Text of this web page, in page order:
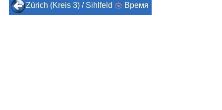
Zürich (Kreis 3) / Sihlfeld Время